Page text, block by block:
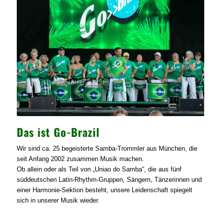
Das ist Go-Brazil
Wir sind ca. 25 begeisterte Samba-Trommler aus München, die
seit Anfang 2002 zusammen Musik machen.
Ob allein oder als Teil von „Uniao do Samba“, die aus fünf
süddeutschen Latin-Rhythm-Gruppen, Sängern, Tänzerinnen und
einer Harmonie-Sektion besteht, unsere Leidenschaft spiegelt
sich in unserer Musik wieder.